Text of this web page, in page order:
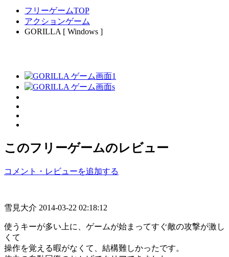
フリーゲームTOP
アクションゲーム
GORILLA [ Windows ]
このフリーゲームのレビュー
コメント・レビューを追加する
雪見大介 2014-03-22 02:18:12
使うキーが多い上に、ゲームが始まってすぐ敵の攻撃が激し
くて
操作を覚える暇がなくて、結構難しかったです。